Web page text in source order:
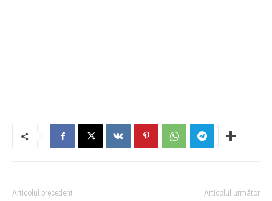
Articolul precedent Articolul următor